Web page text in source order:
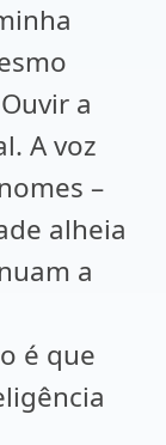
a
A voz
–
alheia
a
é que